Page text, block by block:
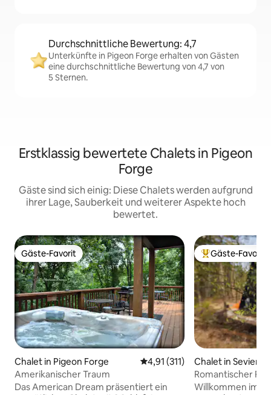
Durchschnittliche Bewertung: 4,7
Unterkünfte in Pigeon Forge erhalten von Gästen
eine durchschnittliche Bewertung von 4,7 von
5 Sternen.
Erstklassig bewertete Chalets in Pigeon
Forge
Gäste sind sich einig: Diese Chalets werden aufgrund
ihrer Lage, Sauberkeit und weiterer Aspekte hoch
bewertet.
Gäste-Favorit
Gäste-Favorit
Chalet in Pigeon Forge Durchschnittliche Bewertung:
4,91 (311)
Amerikanischer Traum
Das American Dream präsentiert ein
Beliebter Gäste-
Gäste-Favorit
Chalet in
Romantischer
Mountains mit
Willkommen im